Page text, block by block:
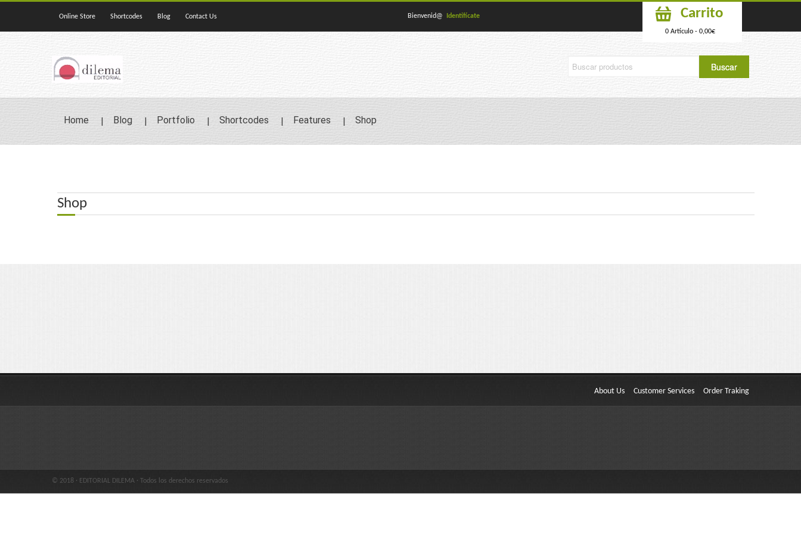
Online Store Shortcodes Blog Contact Us Bienvenid@ Identifícate Carrito
0 Artículo - 0,00€
Home Blog Portfolio Shortcodes Features Shop
Shop
About Us Customer Services Order Traking
© 2018 · EDITORIAL DILEMA · Todos los derechos reservados